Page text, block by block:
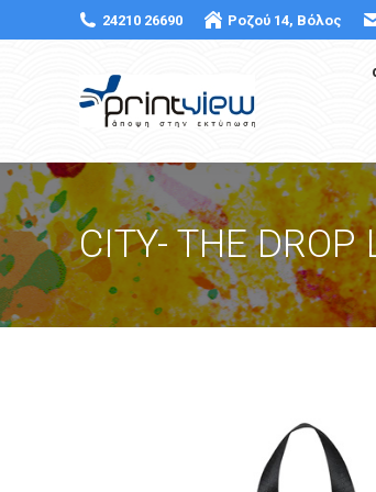
24210 26690 Ροζού 14, Βόλος
CITY- THE DROP